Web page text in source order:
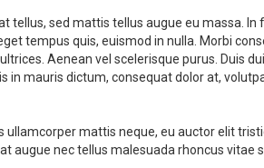
tellus, sed mattis tellus augue eu massa. In
tempus quis, euismod in nulla. Morbi
Aenean vel scelerisque purus. Duis
mauris dictum, consequat dolor at,
mattis neque, eu auctor elit
augue nec tellus malesuada rhoncus vitae